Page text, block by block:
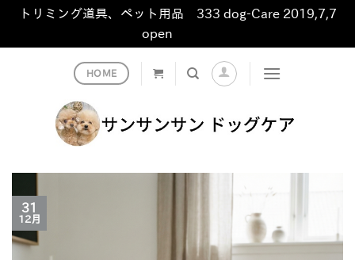
トリミング道具、ペット用品 333 dog-Care 2019,7,7
open
HOME
31
12月